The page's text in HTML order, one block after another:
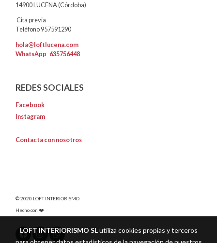
14900 LUCENA (Córdoba)
Cita previa
Teléfono 957591290
hola@loftlucena.com
WhatsApp 635756448
REDES SOCIALES
Facebook
Instagram
Contacta con nosotros
© 2020 LOFT INTERIORISMO
Hecho con ❤️
LOFT INTERIORISMO SLutiliza cookies propias y terceros